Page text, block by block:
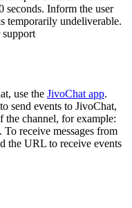
seconds. Inform the user
temporarily undeliverable.
support
use the JivoChat app.
send events to JivoChat,
channel, for example:
. To receive messages from
the URL to receive events